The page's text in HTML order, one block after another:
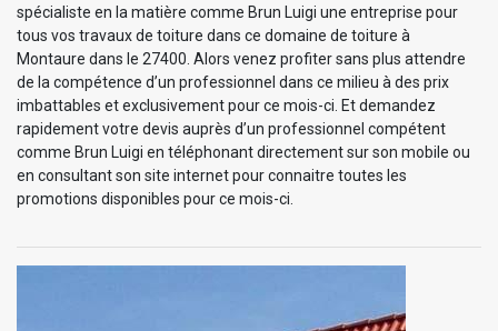
spécialiste en la matière comme Brun Luigi une entreprise pour
tous vos travaux de toiture dans ce domaine de toiture à
Montaure dans le 27400. Alors venez profiter sans plus attendre
de la compétence d’un professionnel dans ce milieu à des prix
imbattables et exclusivement pour ce mois-ci. Et demandez
rapidement votre devis auprès d’un professionnel compétent
comme Brun Luigi en téléphonant directement sur son mobile ou
en consultant son site internet pour connaitre toutes les
promotions disponibles pour ce mois-ci.